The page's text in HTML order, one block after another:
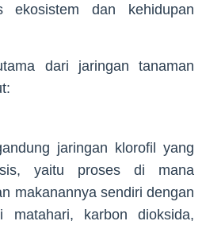
ekosistem dan kehidupan
dari jaringan tanaman
jaringan klorofil yang
yaitu proses di mana
makanannya sendiri dengan
matahari, karbon dioksida,